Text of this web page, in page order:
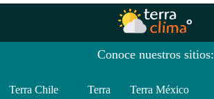
Conoce nuestros sitios:
Terra Chile Terra Terra México